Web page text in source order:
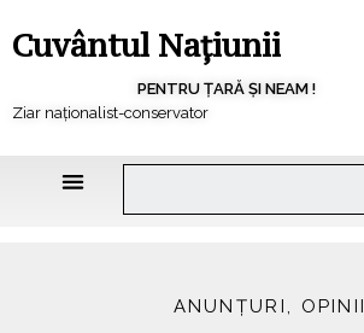
Cuvântul Națiunii
PENTRU ȚARĂ ȘI NEAM !
Ziar naționalist-conservator
ANUNȚURI, OPINII